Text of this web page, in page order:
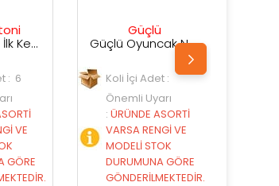
Koli İçi Adet :
Önemli Uyarı
:ÜRÜNDE ASORTİ
VARSA RENGİ VE
MODELİ STOK
DURUMUNA GÖRE
GÖNDERİLMEKTEDİR.
Koli İçi Adet :
Önemli Uyarı
:ÜRÜNDE ASORTİ
VARSA RENGİ VE
MODELİ STOK
DURUMUNA GÖRE
GÖNDERİLMEKTEDİR.